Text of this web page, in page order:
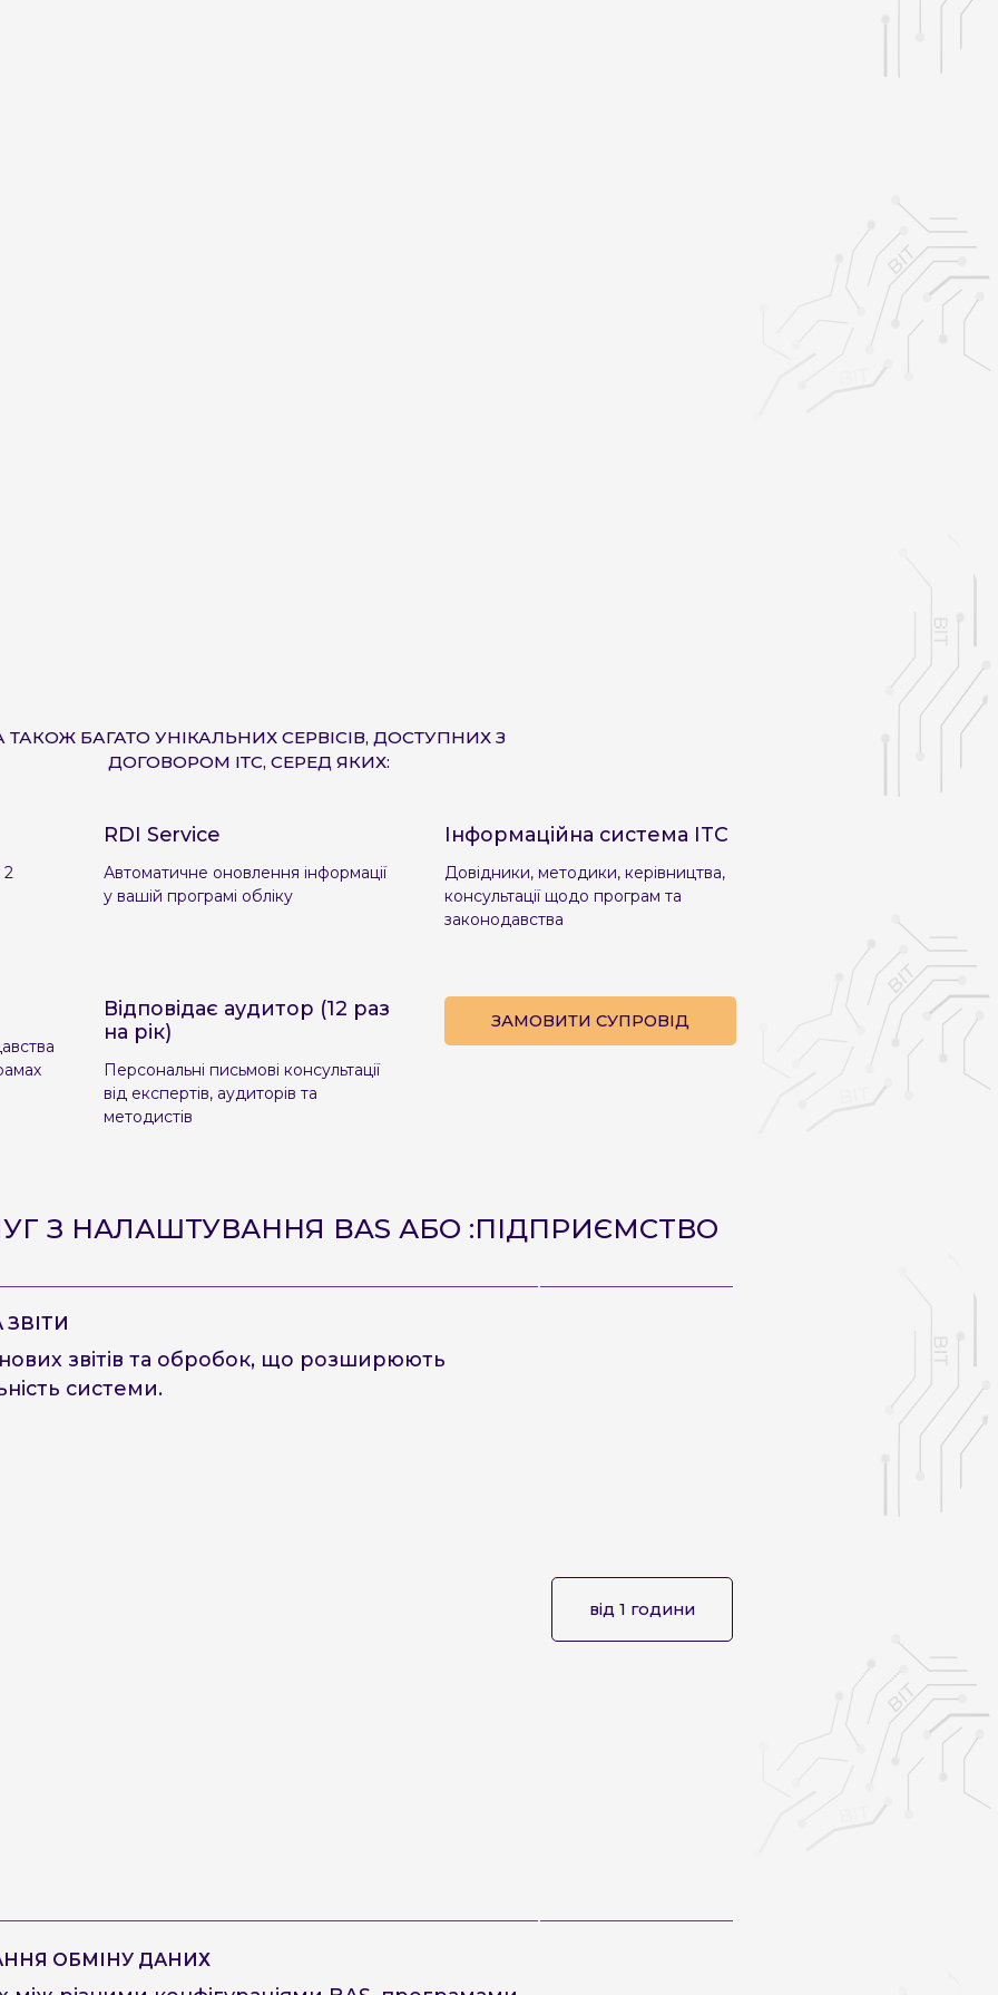
Надіслати
Надіслати
ТАКОЖ БАГАТО УНІКАЛЬНИХ СЕРВІСІВ, ДОСТУПНИХ З
ДОГОВОРОМ ІТС, СЕРЕД ЯКИХ:
2
RDI Service
Автоматичне оновлення інформації
у вашій програмі обліку
Інформаційна система ITC
Довідники, методики, керівництва,
консультації щодо програм та
законодавства
Відповідає аудитор (12 раз
на рік)
Персональні письмові консультації
від експертів, аудиторів та
методистів
ЗАМОВИТИ СУПРОВІД
З НАЛАШТУВАННЯ BAS АБО :ПІДПРИЄМСТВО
звітів та обробок, що розширюють
системи.
від 1 години
ОБМІНУ ДАНИХ